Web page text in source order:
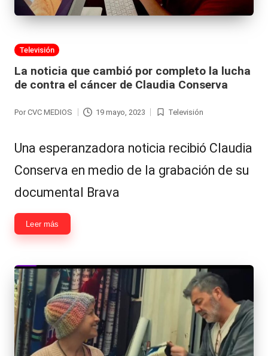
Publicada
Televisión
La noticia que cambió por completo la lucha
de contra el cáncer de Claudia Conserva
Por CVC MEDIOS 19 mayo, 2023
Publicada
Televisión
Una esperanzadora noticia recibió Claudia
Conserva en medio de la grabación de su
documental Brava
Leer más